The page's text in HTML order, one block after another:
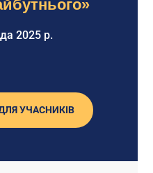
2025 р.
УЧАСНИКІВ